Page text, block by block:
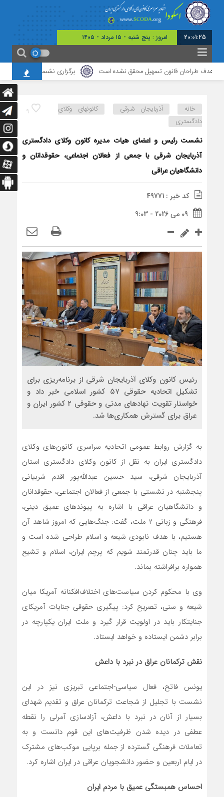
20:01:26 امروز : پنج شنبه - ۱۵ مرداد - ۱۴۰۵
هدف طراحان قانون تسهیل محقق نشده است برگزاری نشست مشترک کانون
9 خانه آذربایجان شرقی
کانونهای وکلای
دادگستری
نشست رئیس و اعضای هیات مدیره کانون وکلای دادگستری
آذربایجان شرقی با جمعی از فعالان اجتماعی، حقوقدانان و
دانشگاهیان عراقی
کد خبر : 49771
09 می 2026 - 9:03
رئیس کانون وکلای آذربایجان شرقی از برنامه‌ریزی برای
تشکیل اتحادیه حقوقی ۵۷ کشور اسلامی خبر داد و
خواستار تقویت نهادهای مدنی و حقوقی ۲ کشور ایران و
عراق برای گسترش همکاری‌ها شد.
به گزارش روابط عمومی اتحادیه سراسری کانون‌های وکلای
دادگستری ایران به نقل از کانون وکلای دادگستری استان
آذربایجان شرقی، سید حسین عبدالله‌‌پور اقدم شربیانی
پنجشنبه در نشستی با جمعی از فعالان اجتماعی، حقوقدانان
و دانشگاهیان عراقی با اشاره به پیوندهای عمیق دینی،
فرهنگی و زبانی ۲ ملت، گفت: جنگ‌هایی که امروز شاهد آن
هستیم، با هدف نابودی شیعه و اسلام طراحی شده است و
ما باید چنان قدرتمند شویم که پرچم ایران، اسلام و تشیع
همواره برافراشته بماند.
وی با محکوم کردن سیاست‌های اختلاف‌افکنانه آمریکا میان
شیعه و سنی، تصریح کرد: پیگیری حقوقی جنایات آمریکای
جنایتکار باید در اولویت قرار گیرد و ملت ایران یکپارچه در
برابر دشمن ایستاده و خواهد ایستاد.
نقش ترکمانان عراق در نبرد با داعش
یونس فاتح، فعال سیاسی-اجتماعی تبریزی نیز در این
نشست با تجلیل از شجاعت ترکمانان عراق و تقدیم شهدای
بسیار از آنان در نبرد با داعش، آزادسازی آمرلی را نقطه
عطفی در دیده شدن ظرفیت‌های این قوم دانست و به
تعاملات فرهنگی گسترده از جمله برپایی موکب‌های مشترک
در ایام اربعین و حضور دانشجویان عراقی در ایران اشاره کرد.
احساس همبستگی عمیق با مردم ایران